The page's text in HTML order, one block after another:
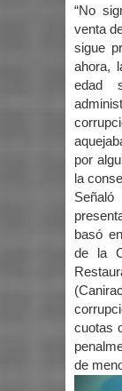
“No
venta
sigue
ahora,
edad
por
la
basó
de la
cuotas
de